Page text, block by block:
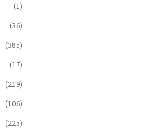
(1)
(36)
(385)
(17)
(219)
(106)
(225)